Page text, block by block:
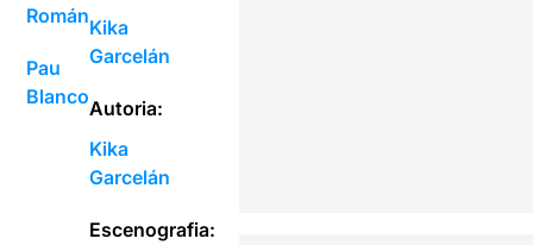
Román
Pau
Blanco
Kika
Garcelán
Autoria:
Kika
Garcelán
Escenografia: